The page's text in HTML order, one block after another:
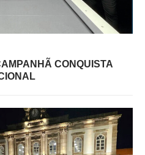
CONQUISTA